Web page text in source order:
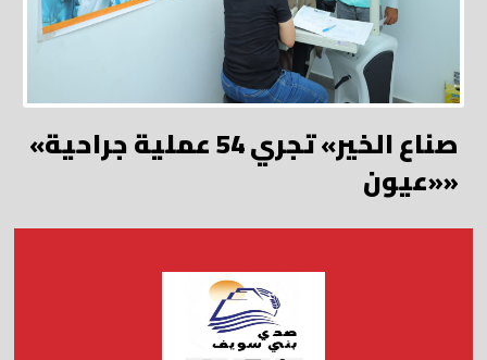
«صناع الخير» تجري 54 عملية جراحية
«عيون»